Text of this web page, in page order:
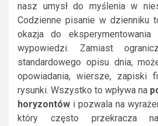
nasz umysł do myślenia w
Codzienne pisanie w dzienniku
okazja do
wypowiedzi. Zamiast
standardowego opisu dnia,
opowiadania, wiersze, zapiski
rysunki. Wszystko to wpływa na
horyzontów i pozwala na
który często przekracza